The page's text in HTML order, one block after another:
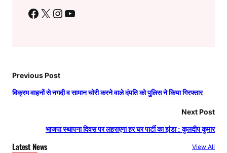
Facebook X Instagram YouTube
Previous Post
विक्रम वाहनों से नगदी व सामान चोरी करने वाले दंपति को पुलिस ने किया गिरफ्तार
Next Post
भाजपा स्थापना दिवस पर लहराएगा हर घर पार्टी का झंडा : कुलदीप कुमार
Latest News View All